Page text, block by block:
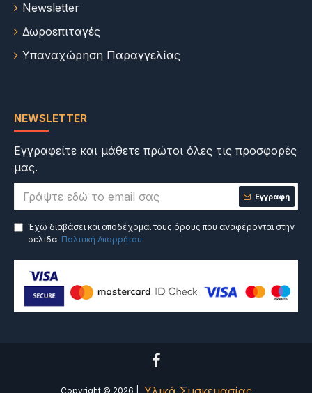
Newsletter
Δωροεπιταγές
Υπαναχώρηση Παραγγελίας
NEWSLETTER
Εγγραφείτε και μάθετε πρώτοι όλες τις προσφορές
μας.
Εγγραφή
Έχω διαβάσει και αποδέχομαι τους όρους που αναφέρονται στην
σελίδα Πολιτική Απορρήτου
Copyright © 2026